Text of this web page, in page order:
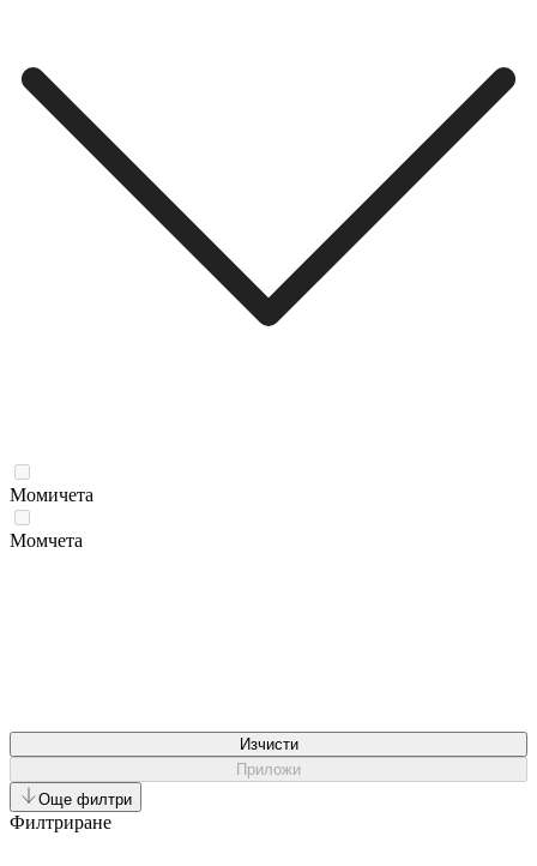
Момичета
Момчета
Изчисти
Приложи
Още филтри
Филтриране